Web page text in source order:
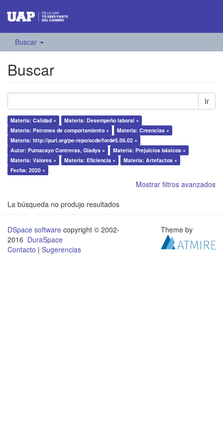
Buscar
Buscar
Ir
Materia: Calidad ×
Materia: Desempeño laboral ×
Materia: Patrones de comportamiento ×
Materia: Creencias ×
Materia: http://purl.org/pe-repo/ocde/ford#5.06.02 ×
Autor: Pumacayo Contreras, Gladys ×
Materia: Prejuicios básicos ×
Materia: Valores ×
Materia: Eficiencia ×
Materia: Artefactos ×
Fecha: 2020 ×
Mostrar filtros avanzados
La búsqueda no produjo resultados
DSpace software copyright © 2002-
2016 DuraSpace
Contacto | Sugerencias
Theme by